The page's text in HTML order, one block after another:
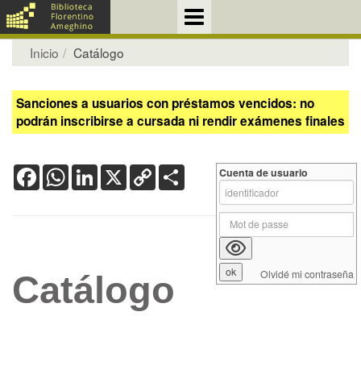
Inicio Catálogo
Sanciones a usuarios con préstamos vencidos: no
podrán inscribirse a cursada ni rendir exámenes finales
FacebookWhatsApp
LinkedIn
X Copy
Link
Catálogo
Cuenta de usuario
Olvidé mi contraseña